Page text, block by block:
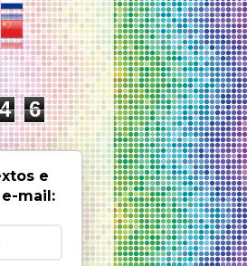
6
e
mail: